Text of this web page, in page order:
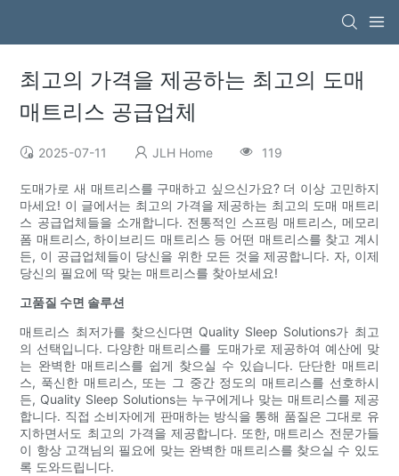
최고의 가격을 제공하는 최고의 도매
매트리스 공급업체
2025-07-11 JLH Home 119
도매가로 새 매트리스를 구매하고 싶으신가요? 더 이상 고민하지
마세요! 이 글에서는 최고의 가격을 제공하는 최고의 도매 매트리
스 공급업체들을 소개합니다. 전통적인 스프링 매트리스, 메모리
폼 매트리스, 하이브리드 매트리스 등 어떤 매트리스를 찾고 계시
든, 이 공급업체들이 당신을 위한 모든 것을 제공합니다. 자, 이제
당신의 필요에 딱 맞는 매트리스를 찾아보세요!
고품질 수면 솔루션
매트리스 최저가를 찾으신다면 Quality Sleep Solutions가 최고
의 선택입니다. 다양한 매트리스를 도매가로 제공하여 예산에 맞
는 완벽한 매트리스를 쉽게 찾으실 수 있습니다. 단단한 매트리
스, 푹신한 매트리스, 또는 그 중간 정도의 매트리스를 선호하시
든, Quality Sleep Solutions는 누구에게나 맞는 매트리스를 제공
합니다. 직접 소비자에게 판매하는 방식을 통해 품질은 그대로 유
지하면서도 최고의 가격을 제공합니다. 또한, 매트리스 전문가들
이 항상 고객님의 필요에 맞는 완벽한 매트리스를 찾으실 수 있도
록 도와드립니다.